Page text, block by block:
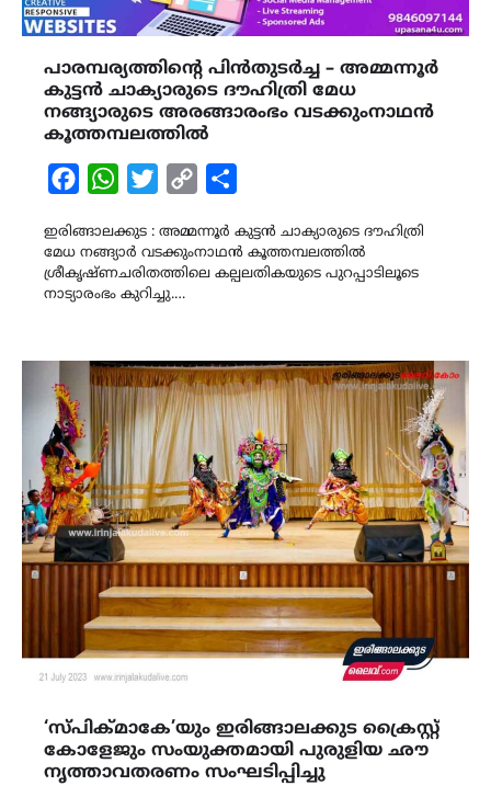
പാരമ്പര്യത്തിന്‍റെ പിൻതുടർച്ച – അമ്മന്നൂർ
കുട്ടൻ ചാക്യാരുടെ ദൗഹിത്രി മേധ
നങ്ങ്യാരുടെ അരങ്ങാരംഭം വടക്കുംനാഥൻ
കൂത്തമ്പലത്തിൽ
FacebookWhatsAppTwitterCopy
ഇരിങ്ങാലക്കുട : അമ്മന്നൂർ കുട്ടൻ ചാക്യാരുടെ ദൗഹിത്രി
മേധ നങ്ങ്യാർ വടക്കുംനാഥൻ കൂത്തമ്പലത്തിൽ
ശ്രീകൃഷ്ണചരിതത്തിലെ കല്പലതികയുടെ പുറപ്പാടിലൂടെ
നാട്യാരംഭം കുറിച്ചു.…
‘സ്പിക്മാകേ’യും ഇരിങ്ങാലക്കുട ക്രൈസ്റ്റ്
കോളേജും സംയുക്തമായി പുരുളിയ ഛൗ
നൃത്താവതരണം സംഘടിപ്പിച്ചു